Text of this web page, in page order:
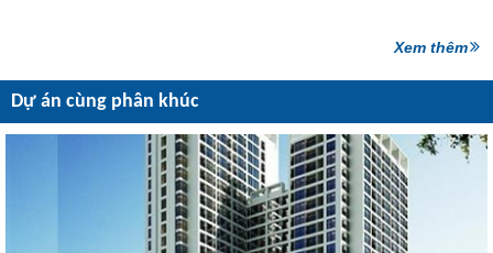
Xem thêm
Dự án cùng phân khúc